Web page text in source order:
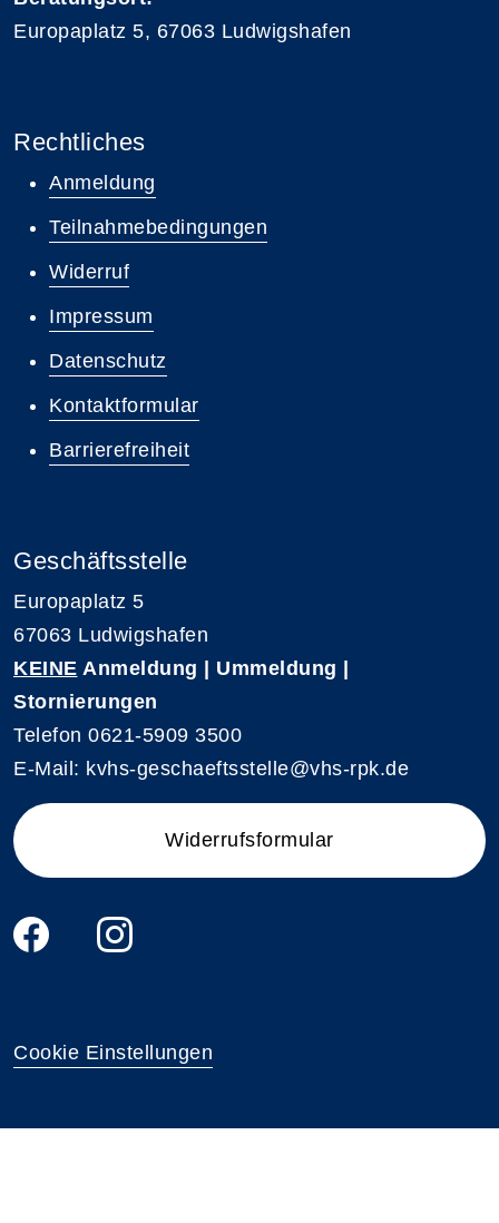
Europaplatz 5, 67063 Ludwigshafen
Rechtliches
Anmeldung
Teilnahmebedingungen
Widerruf
Impressum
Datenschutz
Kontaktformular
Barrierefreiheit
Geschäftsstelle
Europaplatz 5
67063 Ludwigshafen
KEINE Anmeldung | Ummeldung |
Stornierungen
Telefon 0621-5909 3500
E-Mail: kvhs-geschaeftsstelle@vhs-rpk.de
Widerrufsformular
Cookie Einstellungen